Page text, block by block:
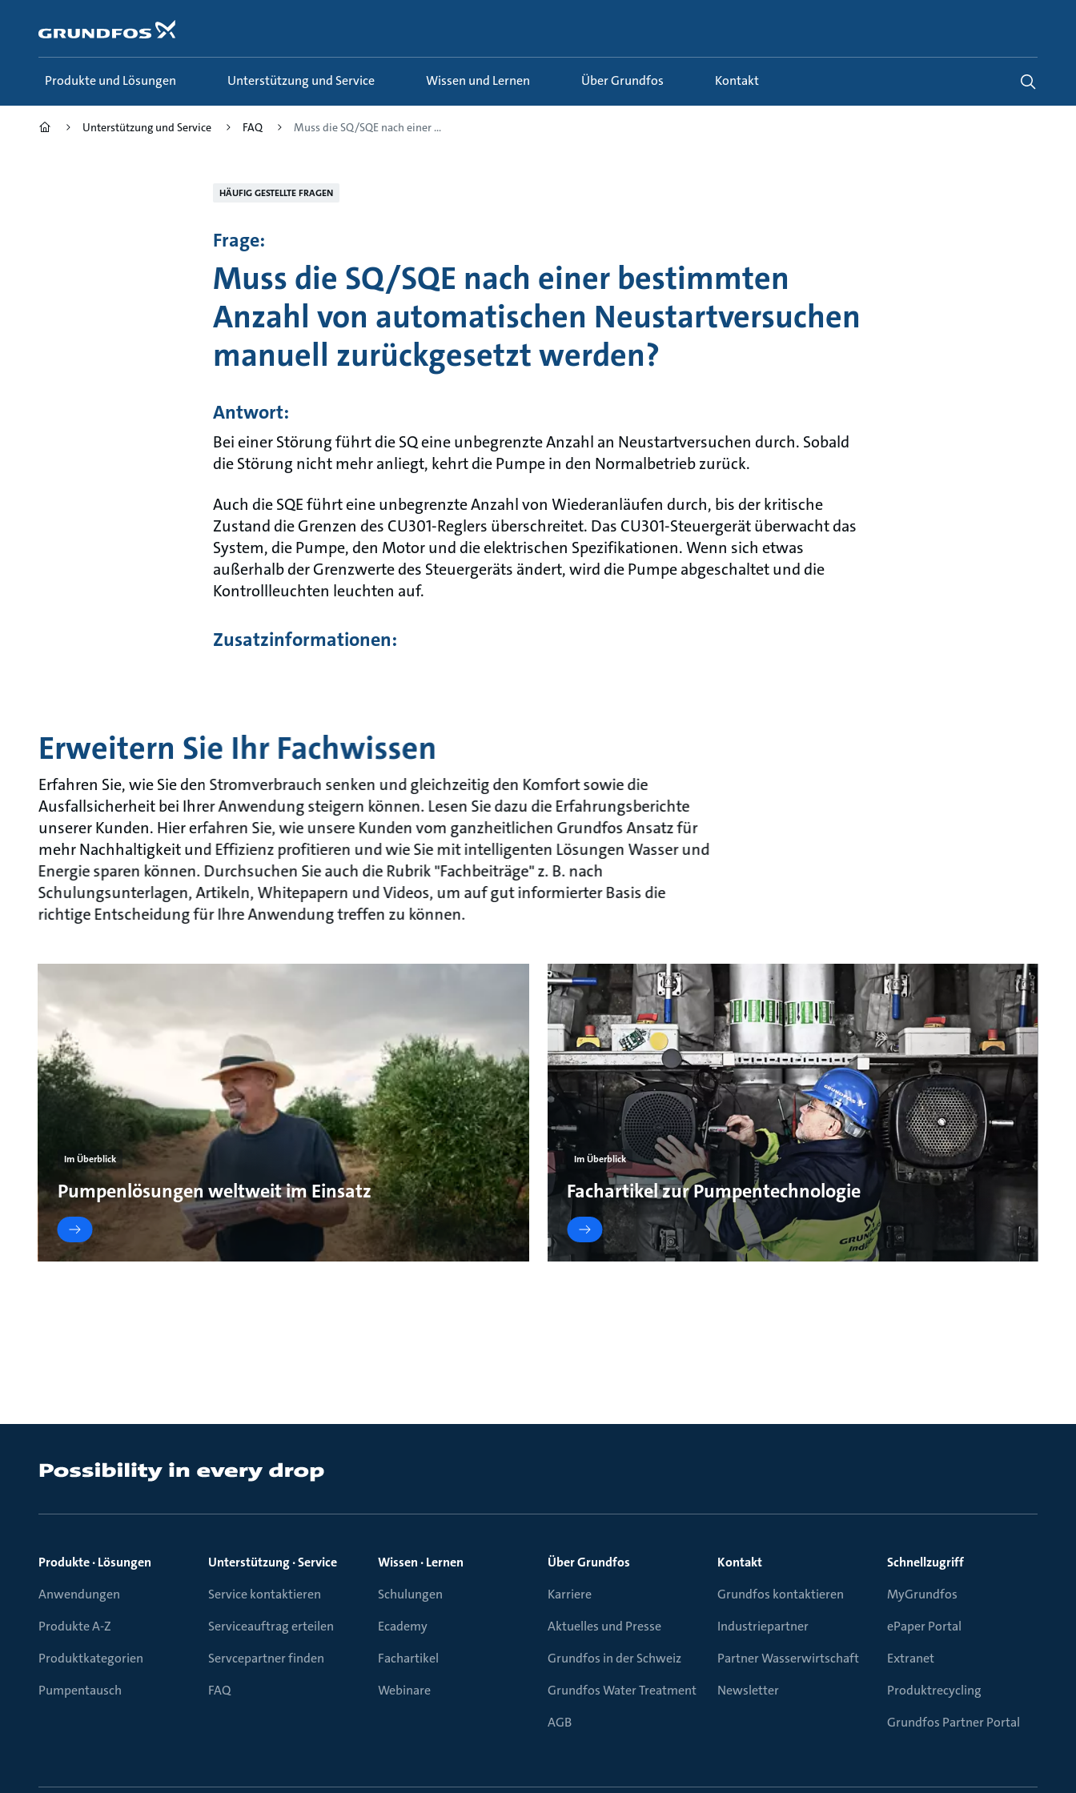
springen
Produkte und Lösungen Unterstützung und Service Wissen und Lernen Über Grundfos Kontakt
Unterstützung und Service FAQ Muss die SQ/SQE nach einer ...
HÄUFIG GESTELLTE FRAGEN
Frage:
Muss die SQ/SQE nach einer bestimmten
Anzahl von automatischen Neustartversuchen
manuell zurückgesetzt werden?
Antwort:
Bei einer Störung führt die SQ eine unbegrenzte Anzahl an Neustartversuchen durch. Sobald
die Störung nicht mehr anliegt, kehrt die Pumpe in den Normalbetrieb zurück.
Auch die SQE führt eine unbegrenzte Anzahl von Wiederanläufen durch, bis der kritische
Zustand die Grenzen des CU301-Reglers überschreitet. Das CU301-Steuergerät überwacht das
System, die Pumpe, den Motor und die elektrischen Spezifikationen. Wenn sich etwas
außerhalb der Grenzwerte des Steuergeräts ändert, wird die Pumpe abgeschaltet und die
Kontrollleuchten leuchten auf.
Zusatzinformationen:
Erweitern Sie Ihr Fachwissen
Erfahren Sie, wie Sie den Stromverbrauch senken und gleichzeitig den Komfort sowie die
Ausfallsicherheit bei Ihrer Anwendung steigern können. Lesen Sie dazu die Erfahrungsberichte
unserer Kunden. Hier erfahren Sie, wie unsere Kunden vom ganzheitlichen Grundfos Ansatz für
mehr Nachhaltigkeit und Effizienz profitieren und wie Sie mit intelligenten Lösungen Wasser und
Energie sparen können. Durchsuchen Sie auch die Rubrik "Fachbeiträge" z. B. nach
Schulungsunterlagen, Artikeln, Whitepapern und Videos, um auf gut informierter Basis die
richtige Entscheidung für Ihre Anwendung treffen zu können.
Im Überblick
Pumpenlösungen weltweit im Einsatz
Im Überblick
Fachartikel zur Pumpentechnologie
Produkte · Lösungen
Anwendungen
Produkte A-Z
Produktkategorien
Pumpentausch
Unterstützung · Service
Service kontaktieren
Serviceauftrag erteilen
Servcepartner finden
FAQ
Wissen · Lernen
Schulungen
Ecademy
Fachartikel
Webinare
Über Grundfos
Karriere
Aktuelles und Presse
Grundfos in der Schweiz
Grundfos Water Treatment
AGB
Kontakt
Grundfos kontaktieren
Industriepartner
Partner Wasserwirtschaft
Newsletter
Schnellzugriff
MyGrundfos
ePaper Portal
Extranet
Produktrecycling
Grundfos Partner Portal